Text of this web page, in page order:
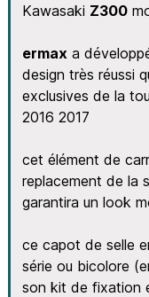
Kawasaki Z300
ermax a
design très réussi
exclusives de la
2016 2017
cet élément de
replacement de la
garantira un look
ce capot de selle
série ou bicolore
son kit de fixation